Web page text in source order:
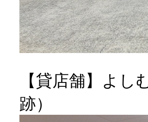
【貸店舗】よ
跡）